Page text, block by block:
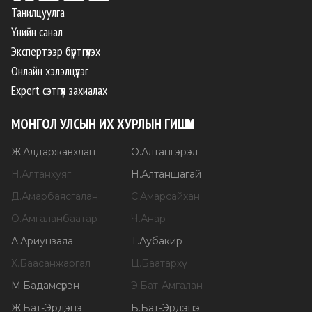
Танилцуулга
Үнийн санал
Экспертээр бүртгүүлэх
Онлайн хэлэлцүүлэг
Expert сэтгүүл захиалах
МОНГОЛ УЛСЫН ИХ ХУРЛЫН ГИШҮҮН
Ж.Алдаржавхлан О.Алтангэрэл
Н.Алтанхуяг Н.Алтаншагай
Д.Амарбаясгалан С.Амарсайхан
О.Амгаланбаатар Ч.Анар
А.Ариунзаяа Т.Аубакир
Х.Баасанжаргал Ц.Баатархүү
М.Бадамсүрэн Э.Бат-Амгалан
Ж.Бат-Эрдэнэ Б.Бат-Эрдэнэ